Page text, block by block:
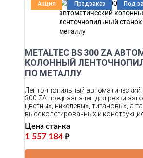
Акция Предзаказ Под
METALTEC BS 300 ZA
КОЛОННЫЙ
ПО МЕТАЛЛУ
Ленточнопильный автоматический
300 ZA предназначен для резки
цветных, никелевых, титановых, а
высоколегированных и
Цена станка
1 557 184 ₽